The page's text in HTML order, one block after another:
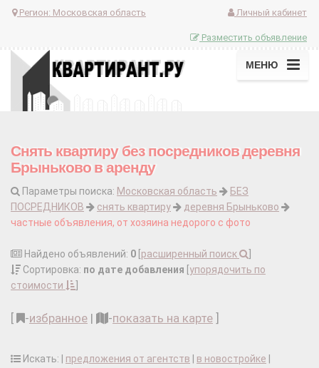
Регион: Московская область Личный кабинет
Разместить объявление
МЕНЮ
Снять квартиру без посредников деревня
Брыньково в аренду
Параметры поиска: Московская область
БЕЗ
ПОСРЕДНИКОВ
снять квартиру
деревня Брыньково
частные объявления, от хозяина недорого с фото
Найдено объявлений: 0 расширенный поиск
Сортировка: по дате добавления упорядочить по
стоимости
-избранное | -показать на карте
Искать: | предложения от агентств в новостройке